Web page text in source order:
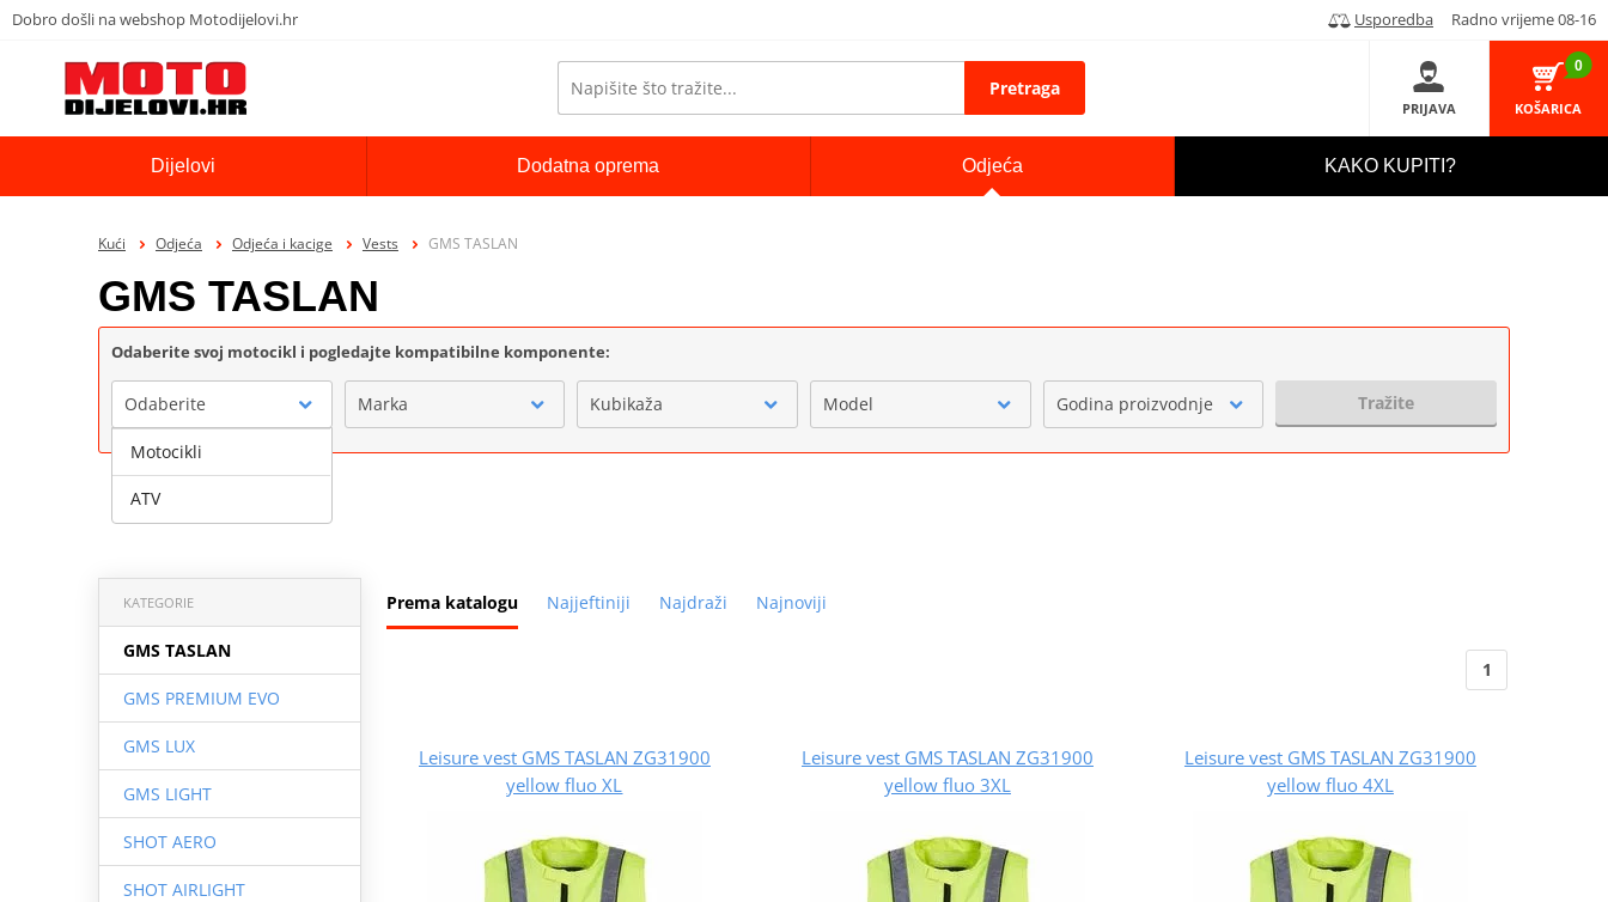
Dobro došli na webshop Motodijelovi.hr Usporedba Radno vrijeme 08-16
Pretraga
PRIJAVA
0
KOŠARICA
Dijelovi Dodatna oprema Odjeća KAKO KUPITI?
Kući Odjeća Odjeća i kacige Vests GMS TASLAN
GMS TASLAN
Odaberite svoj motocikl i pogledajte kompatibilne komponente:
Odaberite Marka Kubikaža Model Godina proizvodnje Tražite
Prema katalogu Najjeftiniji Najdraži Najnoviji
KATEGORIE
GMS TASLAN
GMS PREMIUM EVO
GMS LUX
GMS LIGHT
SHOT AERO
SHOT AIRLIGHT
1
Leisure vest GMS TASLAN ZG31900
yellow fluo XL
Leisure vest GMS TASLAN ZG31900
yellow fluo 3XL
Leisure vest GMS TASLAN ZG31900
yellow fluo 4XL
Motocikli
ATV